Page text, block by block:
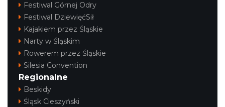
Festiwal Górnej Odry
Festiwal DziewięćSił
Kajakiem przez Śląskie
Narty w Śląskim
Rowerem przez Śląskie
Silesia Convention
Regionalne
Beskidy
Śląsk Cieszyński